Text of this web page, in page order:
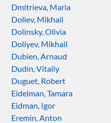
Dmitrieva, Maria
Doliev, Mikhail
Dolinsky, Olivia
Doliyev, Mikhail
Dubien, Arnaud
Dudin, Vitaliy
Duguet, Robert
Eidelman, Tamara
Eidman, Igor
Eremin, Anton